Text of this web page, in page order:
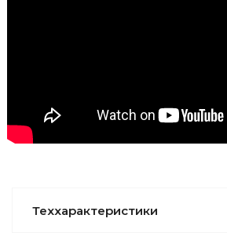
Теххарактеристики